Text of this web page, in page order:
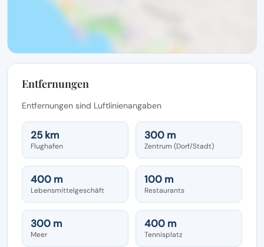
Entfernungen
Entfernungen sind Luftlinienangaben
25 km
Flughafen
300 m
Zentrum (Dorf/Stadt)
400 m
Lebensmittelgeschäft
100 m
Restaurants
300 m
Meer
400 m
Tennisplatz